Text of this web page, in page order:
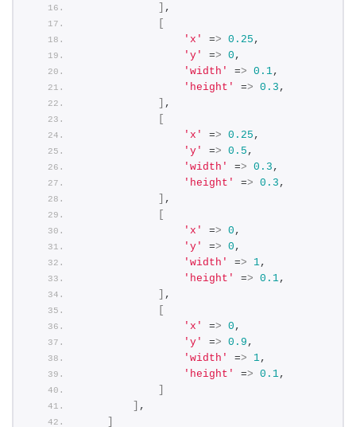
,
'x'
=> 0.25 ,
'y'
=> 0 ,
'width'
=> 0.1,
'height'
=> 0.3 ,
,
'x'
=> 0.25 ,
'y'
=> 0.5 ,
'width'
=> 0.3 ,
'height'
=> 0.3 ,
,
'x'
=> 0 ,
'y'
=> 0 ,
'width'
=> 1,
'height'
=> 0.1,
,
'x'
=> 0 ,
'y'
=> 0.9 ,
'width'
=> 1,
'height'
=> 0.1,
,